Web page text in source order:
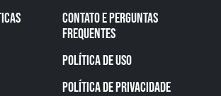
CONTATO E PERGUNTAS
FREQUENTES
POLÍTICA DE USO
POLÍTICA DE PRIVACIDADE